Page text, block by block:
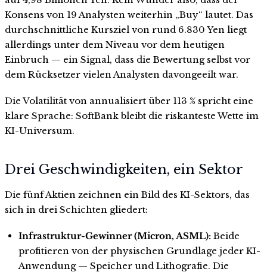
Konsens von 19 Analysten weiterhin „Buy“ lautet. Das
durchschnittliche Kursziel von rund 6.830 Yen liegt
allerdings unter dem Niveau vor dem heutigen
Einbruch — ein Signal, dass die Bewertung selbst vor
dem Rücksetzer vielen Analysten davongeeilt war.
Die Volatilität von annualisiert über 113 % spricht eine
klare Sprache: SoftBank bleibt die riskanteste Wette im
KI-Universum.
Drei Geschwindigkeiten, ein Sektor
Die fünf Aktien zeichnen ein Bild des KI-Sektors, das
sich in drei Schichten gliedert:
Infrastruktur-Gewinner (Micron, ASML):Beide
profitieren von der physischen Grundlage jeder KI-
Anwendung — Speicher und Lithografie. Die